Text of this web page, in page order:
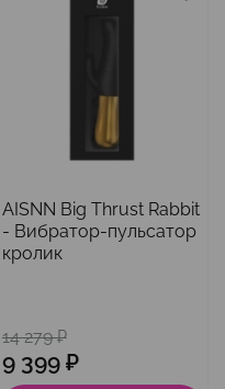
AISNN Big Thrust Rabbit
- Вибратор-пульсатор
кролик
14 279 ₽
9 399 ₽